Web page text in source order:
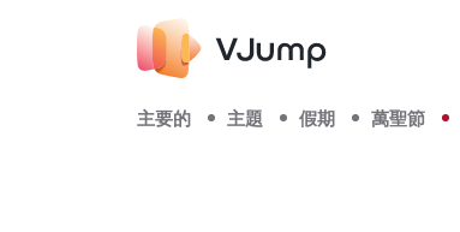
主要的 主題 假期 萬聖節